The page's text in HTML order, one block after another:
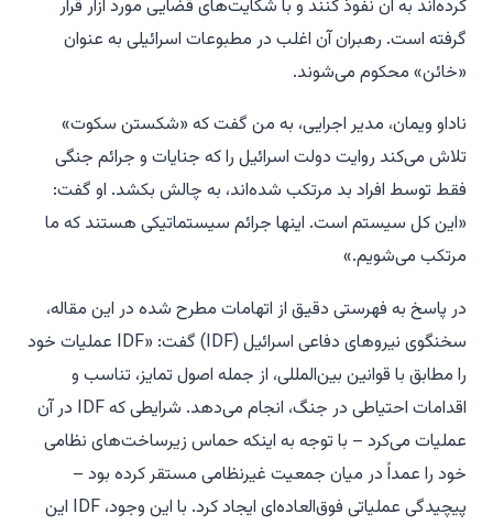
کرده‌اند به آن نفوذ کنند و با شکایت‌های قضایی مورد آزار قرار
گرفته است. رهبران آن اغلب در مطبوعات اسرائیلی به عنوان
«خائن» محکوم می‌شوند.
ناداو ویمان، مدیر اجرایی، به من گفت که «شکستن سکوت»
تلاش می‌کند روایت دولت اسرائیل را که جنایات و جرائم جنگی
فقط توسط افراد بد مرتکب شده‌اند، به چالش بکشد. او گفت:
«این کل سیستم است. اینها جرائم سیستماتیکی هستند که ما
مرتکب می‌شویم.»
در پاسخ به فهرستی دقیق از اتهامات مطرح شده در این مقاله،
سخنگوی نیروهای دفاعی اسرائیل (IDF) گفت: «IDF عملیات خود
را مطابق با قوانین بین‌المللی، از جمله اصول تمایز، تناسب و
اقدامات احتیاطی در جنگ، انجام می‌دهد. شرایطی که IDF در آن
عملیات می‌کرد – با توجه به اینکه حماس زیرساخت‌های نظامی
خود را عمداً در میان جمعیت غیرنظامی مستقر کرده بود –
پیچیدگی عملیاتی فوق‌العاده‌ای ایجاد کرد. با این وجود، IDF این